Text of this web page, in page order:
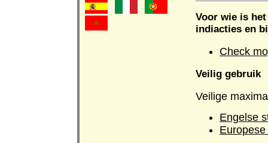
Voor wie is
indiacties en
Check
Veilig gebruik
Veilige
Engelse